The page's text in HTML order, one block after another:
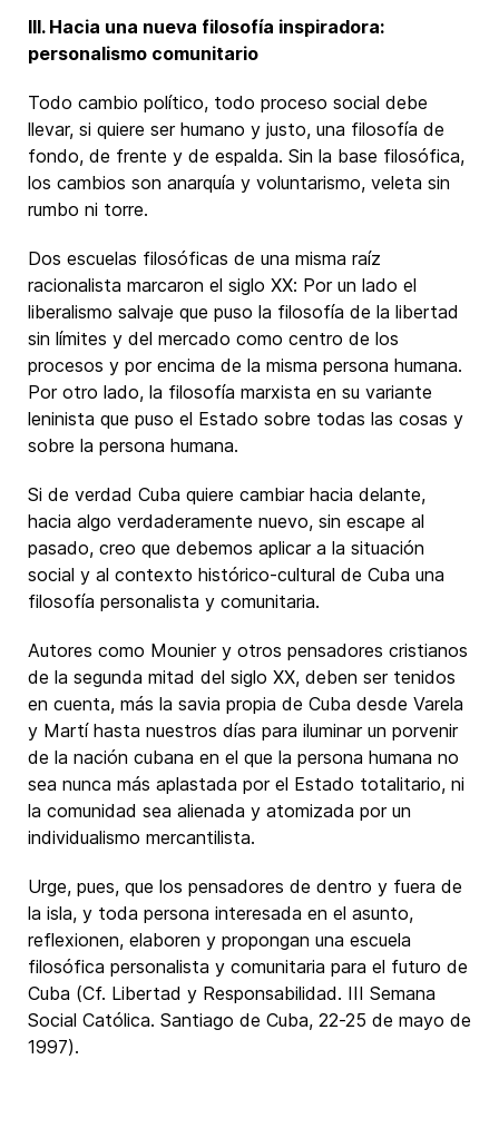
III. Hacia una nueva filosofía inspiradora:
personalismo comunitario
Todo cambio político, todo proceso social debe
llevar, si quiere ser humano y justo, una filosofía de
fondo, de frente y de espalda. Sin la base filosófica,
los cambios son anarquía y voluntarismo, veleta sin
rumbo ni torre.
Dos escuelas filosóficas de una misma raíz
racionalista marcaron el siglo XX: Por un lado el
liberalismo salvaje que puso la filosofía de la libertad
sin límites y del mercado como centro de los
procesos y por encima de la misma persona humana.
Por otro lado, la filosofía marxista en su variante
leninista que puso el Estado sobre todas las cosas y
sobre la persona humana.
Si de verdad Cuba quiere cambiar hacia delante,
hacia algo verdaderamente nuevo, sin escape al
pasado, creo que debemos aplicar a la situación
social y al contexto histórico-cultural de Cuba una
filosofía personalista y comunitaria.
Autores como Mounier y otros pensadores cristianos
de la segunda mitad del siglo XX, deben ser tenidos
en cuenta, más la savia propia de Cuba desde Varela
y Martí hasta nuestros días para iluminar un porvenir
de la nación cubana en el que la persona humana no
sea nunca más aplastada por el Estado totalitario, ni
la comunidad sea alienada y atomizada por un
individualismo mercantilista.
Urge, pues, que los pensadores de dentro y fuera de
la isla, y toda persona interesada en el asunto,
reflexionen, elaboren y propongan una escuela
filosófica personalista y comunitaria para el futuro de
Cuba (Cf. Libertad y Responsabilidad. III Semana
Social Católica. Santiago de Cuba, 22-25 de mayo de
1997).